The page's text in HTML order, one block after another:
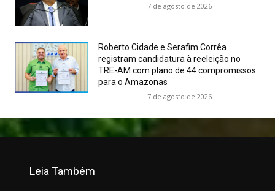
7 de agosto de 2026
Roberto Cidade e Serafim Corrêa
registram candidatura à reeleição no
TRE-AM com plano de 44 compromissos
para o Amazonas
7 de agosto de 2026
Leia Também